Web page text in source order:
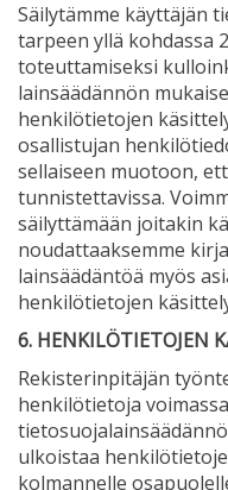
Säilytämme käyttäjän
tarpeen yllä kohdassa
toteuttamiseksi
lainsäädännön
henkilötietojen
osallistujan
sellaiseen muotoon,
tunnistettavissa.
säilyttämään joitakin
noudattaaksemme
lainsäädäntöä myös
henkilötietojen
6. HENKILÖTIETOJEN
Rekisterinpitäjän
henkilötietoja
ulkoistaa
kolmannelle